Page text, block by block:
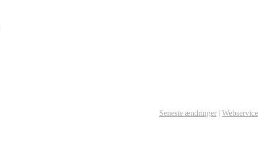
Seneste ændringer | Webservice